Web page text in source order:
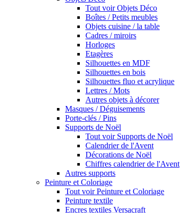
Tout voir Objets Déco
Boîtes / Petits meubles
Objets cuisine / la table
Cadres / miroirs
Horloges
Etagères
Silhouettes en MDF
Silhouettes en bois
Silhouettes fluo et acrylique
Lettres / Mots
Autres objets à décorer
Masques / Déguisements
Porte-clés / Pins
Supports de Noël
Tout voir Supports de Noël
Calendrier de l'Avent
Décorations de Noël
Chiffres calendrier de l'Avent
Autres supports
Peinture et Coloriage
Tout voir Peinture et Coloriage
Peinture textile
Encres textiles Versacraft